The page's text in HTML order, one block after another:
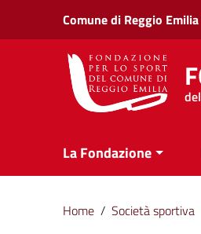
Vai ai contenuti
Vai al menu di navigazione
Vai al footer
Comune di Reggio Emilia
La Fondazione
Home / Società sportiva